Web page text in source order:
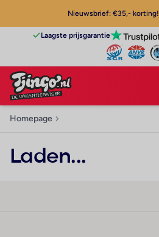
Nieuwsbrief: €35,- korting!
Laagste prijsgarantie
Homepage
Laden...